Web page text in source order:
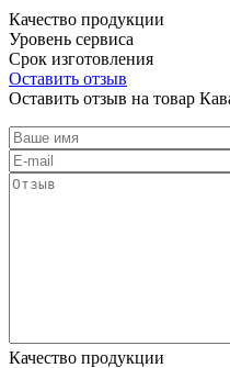
Качество продукции
Уровень сервиса
Срок изготовления
Оставить отзыв
Оставить отзыв на товар
Качество продукции